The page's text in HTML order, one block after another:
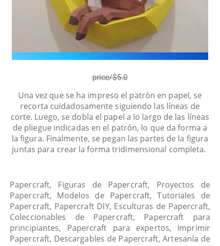
price/$5.0
Una vez que se ha impreso el patrón en papel, se
recorta cuidadosamente siguiendo las líneas de
corte. Luego, se dobla el papel a lo largo de las líneas
de pliegue indicadas en el patrón, lo que da forma a
la figura. Finalmente, se pegan las partes de la figura
juntas para crear la forma tridimensional completa.
Papercraft, Figuras de Papercraft, Proyectos de
Papercraft, Modelos de Papercraft, Tutoriales de
Papercraft, Papercraft DIY, Esculturas de Papercraft,
Coleccionables de Papercraft, Papercraft para
principiantes, Papercraft para expertos, Imprimir
Papercraft, Descargables de Papercraft, Artesanía de